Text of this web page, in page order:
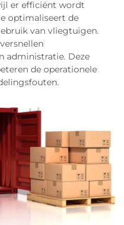
er efficiënt wordt
optimaliseert de
van vliegtuigen.
administratie. Deze
de operationele